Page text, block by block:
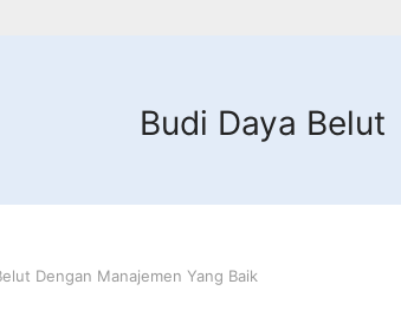
Budi Daya Belut
Dengan Manajemen Yang Baik